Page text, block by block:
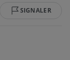
SIGNALER